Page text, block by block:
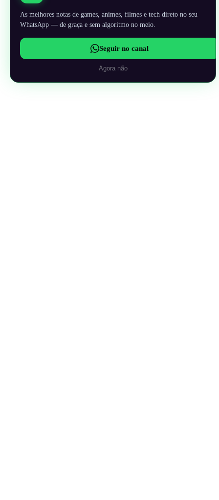
As melhores notas de games, animes, filmes e tech direto no seu
WhatsApp — de graça e sem algoritmo no meio.
Seguir no canal
Agora não